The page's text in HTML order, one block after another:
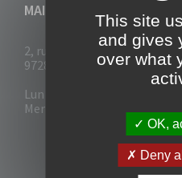
MAIRIE DU VAUCLIN
2, rue Collignon
97280 Le Vauclin
Lun - Mar : 7h30- 13h & 14h-
Mer-Jeu-Vend : 7h30 - 13h30
This site
and gives
over what
OK,
Deny